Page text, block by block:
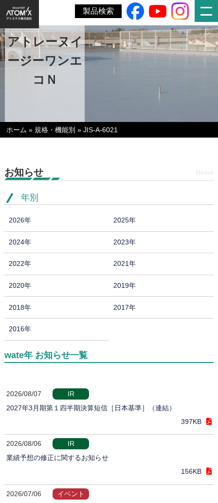
製品検索
アトレーヌイ
ージーワンエ
コＮ
ホーム »規格・機能別 »JIS-A-6021
お知らせ
年別
2026年 2025年
2024年 2023年
2022年 2021年
2020年 2019年
2018年 2017年
2016年
wate年 お知らせ一覧
2026/08/07
IR
2027年3月期第１四半期決算短信［日本基準］（連結）
397KB
2026/08/06
IR
業績予想の修正に関するお知らせ
156KB
2026/07/06
イベント